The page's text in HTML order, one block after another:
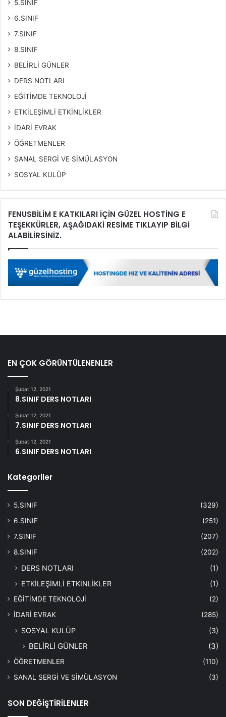
5.SINIF
6.SINIF
7.SINIF
8.SINIF
BELİRLİ GÜNLER
DERS NOTLARI
EĞİTİMDE TEKNOLOJİ
ETKİLEŞİMLİ ETKİNLİKLER
İDARİ EVRAK
ÖĞRETMENLER
SANAL SERGİ VE SİMÜLASYON
SOSYAL KULÜP
FENUSBİLİM E KATKILARI İÇİN GÜZEL HOSTİNG E
TEŞEKKÜRLER, AŞAĞIDAKİ RESİME TIKLAYIP BİLGİ
ALABİLİRSİNİZ.
EN ÇOK GÖRÜNTÜLENENLER
Şubat 12, 2021
8.SINIF DERS NOTLARI
Şubat 12, 2021
7.SINIF DERS NOTLARI
Şubat 12, 2021
6.SINIF DERS NOTLARI
Kategoriler
5.SINIF
(329)
6.SINIF
(251)
7.SINIF
(207)
8.SINIF
(202)
DERS NOTLARI
(1)
ETKİLEŞİMLİ ETKİNLİKLER
(1)
EĞİTİMDE TEKNOLOJİ
(2)
İDARİ EVRAK
(285)
SOSYAL KULÜP (3)
BELİRLİ GÜNLER (3)
ÖĞRETMENLER
(110)
SANAL SERGİ VE SİMÜLASYON
(3)
SON DEĞİŞTİRİLENLER